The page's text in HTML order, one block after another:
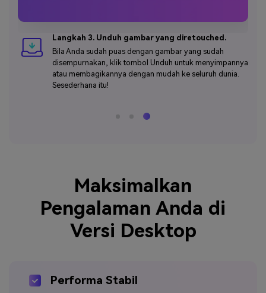
Langkah 3. Unduh gambar yang diretouched.
Bila Anda sudah puas dengan gambar yang sudah
disempurnakan, klik tombol Unduh untuk menyimpannya
atau membagikannya dengan mudah ke seluruh dunia.
Sesederhana itu!
Maksimalkan
Pengalaman Anda di
Versi Desktop
Performa Stabil